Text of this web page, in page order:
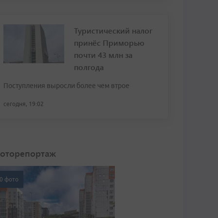
Туристический налог
принёс Приморью
почти 43 млн за
полгода
Поступления выросли более чем втрое
сегодня, 19:02
фото